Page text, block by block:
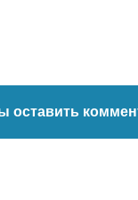
оставить